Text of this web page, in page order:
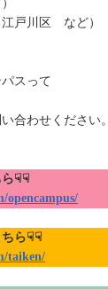
戸川区 など）
スって
合わせください。
ら☟☟
opencampus/
ちら☟☟
taiken/